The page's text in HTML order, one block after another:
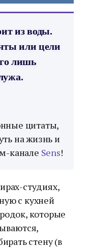
из воды.
или цели
лишь
цитаты,
на жизнь и
канале Sens!
студиях,
с кухней
которые
стену (в